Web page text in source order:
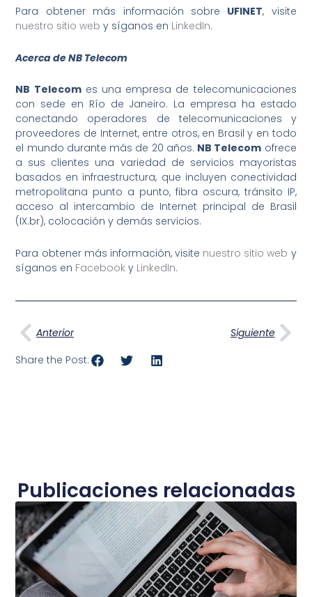
Para obtener más información sobre UFINET, visite
nuestro sitio web y síganos en LinkedIn.
Acerca de NB Telecom
NB Telecomes una empresa de telecomunicaciones
con sede en Río de Janeiro. La empresa ha estado
conectando operadores de telecomunicaciones y
proveedores de Internet, entre otros, en Brasil y en todo
el mundo durante más de 20 años. NB Telecom ofrece
a sus clientes una variedad de servicios mayoristas
basados ​​en infraestructura, que incluyen conectividad
metropolitana punto a punto, fibra oscura, tránsito IP,
acceso al intercambio de Internet principal de Brasil
(IX.br), colocación y demás servicios.
Para obtener más información, visite nuestro sitio web y
síganos en Facebook y LinkedIn.
Ant
Anterior Siguiente
Share the Post:
Publicaciones relacionadas